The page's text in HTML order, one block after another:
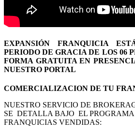
EXPANSIÓN FRANQUICIA
PERIODO DE GRACIA DE LOS 06
FORMA GRATUITA EN
NUESTRO PORTAL
COMERCIALIZACION DE TU
NUESTRO SERVICIO DE
SE DETALLA BAJO EL PROGRAMA
FRANQUICIAS VENDIDAS: